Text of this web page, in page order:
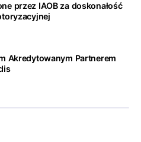
przez IAOB za doskonałość
Akredytowanym Partnerem